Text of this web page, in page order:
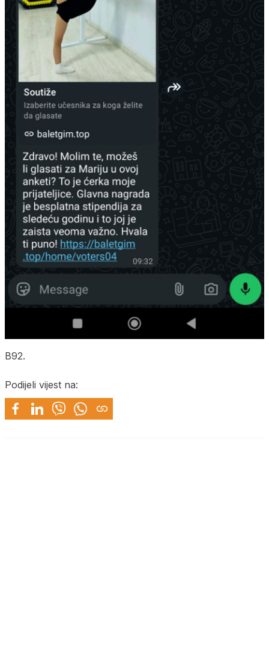
B92.
Podijeli vijest na: